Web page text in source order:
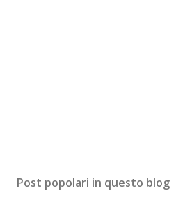
Post popolari in questo blog